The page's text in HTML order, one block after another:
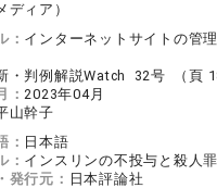
ディア）
： インターネットサイトの管
・判例解説Watch 32号 （頁
：2023年04月
山幹子
： 日本語
： インスリンの不投与と殺人
発行元： 日本評論社